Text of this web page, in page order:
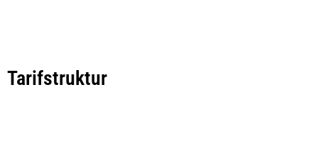
Tarifstruktur